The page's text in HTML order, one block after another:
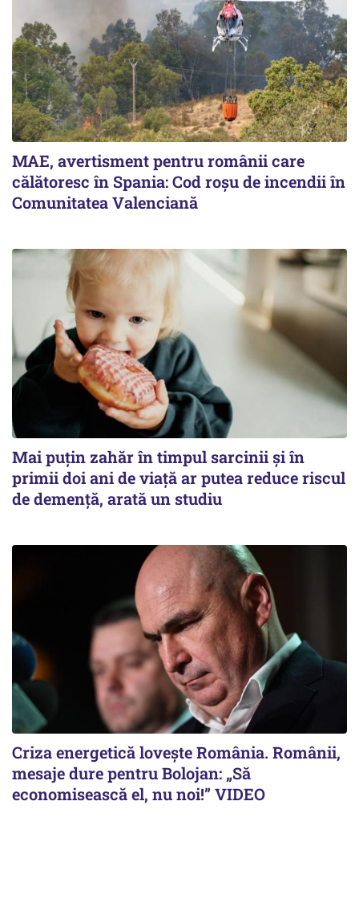
MAE, avertisment pentru românii care
călătoresc în Spania: Cod roșu de incendii în
Comunitatea Valenciană
Mai puțin zahăr în timpul sarcinii și în
primii doi ani de viață ar putea reduce riscul
de demență, arată un studiu
Criza energetică lovește România. Românii,
mesaje dure pentru Bolojan: „Să
economisească el, nu noi!” VIDEO